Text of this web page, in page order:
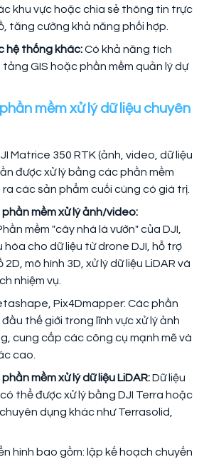
khu vực hoặc chia sẻ thông tin trực
tăng cường khả năng phối hợp.
hệ thống khác:Có khả năng tích
tảng GIS hoặc phần mềm quản lý dự
mềm xử lý dữ liệu chuyên
Matrice 350 RTK (ảnh, video, dữ liệu
được xử lý bằng các phần mềm
các sản phẩm cuối cùng có giá trị.
mềm xử lý ảnh/video:
mềm "cây nhà lá vườn" của DJI,
hóa cho dữ liệu từ drone DJI, hỗ trợ
mô hình 3D, xử lý dữ liệu LiDAR và
nhiệm vụ.
Pix4Dmapper: Các phần
thế giới trong lĩnh vực xử lý ảnh
cung cấp các công cụ mạnh mẽ và
cao.
mềm xử lý dữ liệu LiDAR:Dữ liệu
thể được xử lý bằng DJI Terra hoặc
dụng khác như Terrasolid,
hình bao gồm: lập kế hoạch chuyến